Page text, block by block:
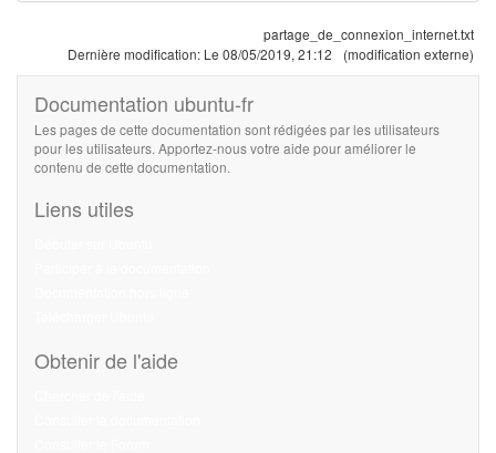
partage_de_connexion_internet.txt
Dernière modification: Le 08/05/2019, 21:12 (modification externe)
Documentation ubuntu-fr
Les pages de cette documentation sont rédigées par les utilisateurs
pour les utilisateurs. Apportez-nous votre aide pour améliorer le
contenu de cette documentation.
Liens utiles
Obtenir de l'aide